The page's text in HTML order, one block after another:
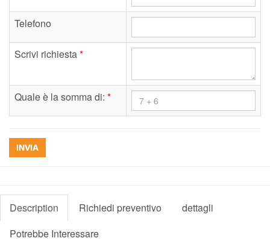
Telefono
Scrivi richiesta*
Quale è la somma di: *
INVIA
Description Richiedi preventivo
dettagli
Potrebbe Interessare